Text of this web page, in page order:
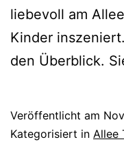
liebevoll am
Kinder
den Überblick.
Veröffentlicht am
Kategorisiert in Allee